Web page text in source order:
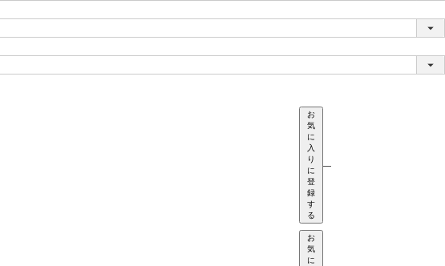
お
気
に
入
り
に
登
録
す
る
—
お
気
に